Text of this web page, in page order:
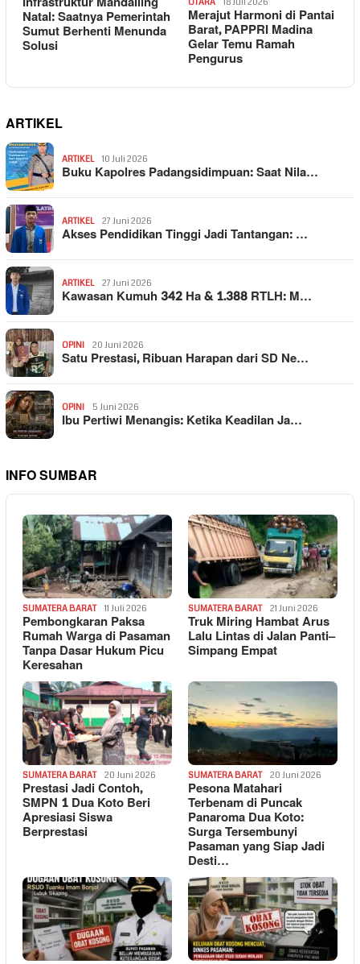
Natal: Saatnya Pemerintah
Sumut Berhenti Menunda
Solusi
Merajut Harmoni di Pantai
Barat, PAPPRI Madina
Gelar Temu Ramah
Pengurus
ARTIKEL
ARTIKEL 10 Juli 2026
Buku Kapolres Padangsidimpuan: Saat Nila…
ARTIKEL 27 Juni 2026
Akses Pendidikan Tinggi Jadi Tantangan: …
ARTIKEL 27 Juni 2026
Kawasan Kumuh 342 Ha & 1.388 RTLH: M…
OPINI 20 Juni 2026
Satu Prestasi, Ribuan Harapan dari SD Ne…
OPINI 5 Juni 2026
Ibu Pertiwi Menangis: Ketika Keadilan Ja…
INFO SUMBAR
SUMATERA BARAT 11 Juli 2026
Pembongkaran Paksa
Rumah Warga di Pasaman
Tanpa Dasar Hukum Picu
Keresahan
SUMATERA BARAT 21 Juni 2026
Truk Miring Hambat Arus
Lalu Lintas di Jalan Panti–
Simpang Empat
SUMATERA BARAT 20 Juni 2026
Prestasi Jadi Contoh,
SMPN 1 Dua Koto Beri
Apresiasi Siswa
Berprestasi
SUMATERA BARAT 20 Juni 2026
Pesona Matahari
Terbenam di Puncak
Panaroma Dua Koto:
Surga Tersembunyi
Pasaman yang Siap Jadi
Desti…